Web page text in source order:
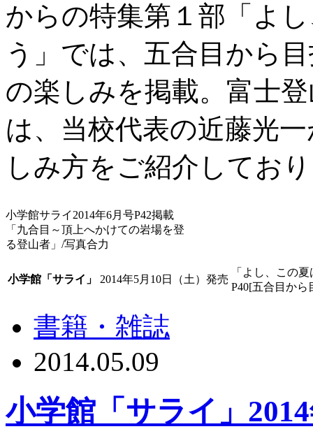
からの特集第１部「よ
う」では、五合目から
の楽しみを掲載。富士
は、当校代表の近藤光
しみ方をご紹介してお
小学館サライ2014年6月号P42掲載
「九合目～頂上へかけての岩場を登
る登山者」/写真合力
小学館「サライ」 2014年5月10日（土）発売
「よし、この
P40[五合目か
書籍・雑誌
2014.05.09
小学館「サライ」